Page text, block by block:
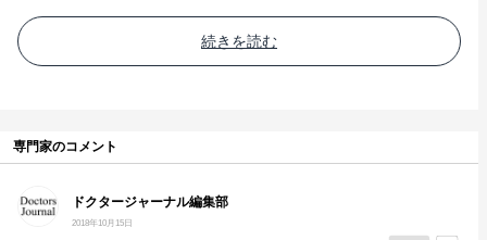
続きを読む
専門家のコメント
ドクタージャーナル編集部
2018年10月15日